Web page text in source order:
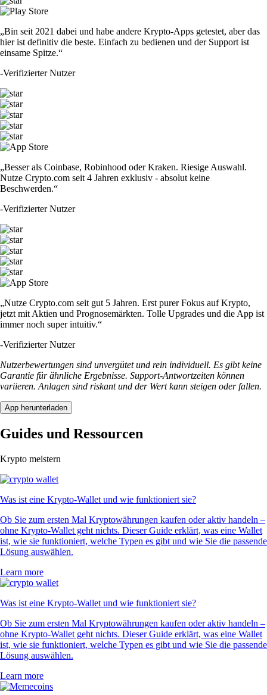
„Bin seit 2021 dabei und habe andere Krypto-Apps getestet, aber das
hier ist definitiv die beste. Einfach zu bedienen und der Support ist
einsame Spitze.“
-Verifizierter Nutzer
„Besser als Coinbase, Robinhood oder Kraken. Riesige Auswahl.
Nutze Crypto.com seit 4 Jahren exklusiv - absolut keine
Beschwerden.“
-Verifizierter Nutzer
„Nutze Crypto.com seit gut 5 Jahren. Erst purer Fokus auf Krypto,
jetzt mit Aktien und Prognosemärkten. Tolle Upgrades und die App ist
immer noch super intuitiv.“
-Verifizierter Nutzer
Nutzerbewertungen sind unvergütet und rein individuell. Es gibt keine
Garantie für ähnliche Ergebnisse. Support-Antwortzeiten können
variieren. Anlagen sind riskant und der Wert kann steigen oder fallen.
App herunterladen
Guides und Ressourcen
Krypto meistern
Was ist eine Krypto-Wallet und wie funktioniert sie?
Ob Sie zum ersten Mal Kryptowährungen kaufen oder aktiv handeln –
ohne Krypto-Wallet geht nichts. Dieser Guide erklärt, was eine Wallet
ist, wie sie funktioniert, welche Typen es gibt und wie Sie die passende
Lösung auswählen.
Learn more
Was ist eine Krypto-Wallet und wie funktioniert sie?
Ob Sie zum ersten Mal Kryptowährungen kaufen oder aktiv handeln –
ohne Krypto-Wallet geht nichts. Dieser Guide erklärt, was eine Wallet
ist, wie sie funktioniert, welche Typen es gibt und wie Sie die passende
Lösung auswählen.
Learn more